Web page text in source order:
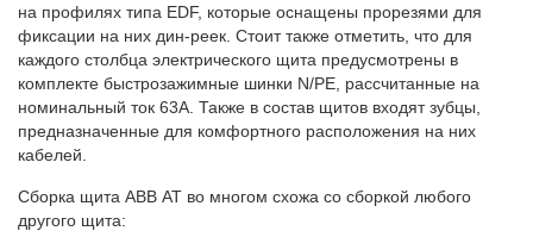
на профилях типа EDF, которые оснащены прорезями для
фиксации на них дин-реек. Стоит также отметить, что для
каждого столбца электрического щита предусмотрены в
комплекте быстрозажимные шинки N/PE, рассчитанные на
номинальный ток 63А. Также в состав щитов входят зубцы,
предназначенные для комфортного расположения на них
кабелей.
Сборка щита АВВ АТ во многом схожа со сборкой любого
другого щита: